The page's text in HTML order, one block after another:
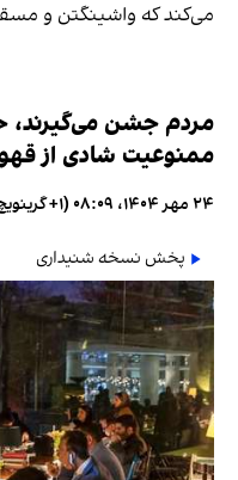
می‌کند که واشینگتن و
مردم جشن می‌گیرند،
ممنوعیت شادی از
۲۴ مهر ۱۴۰۴، ۰۸:۰۹ (‎+۱ گرینویچ)
پخش نسخه شنیداری